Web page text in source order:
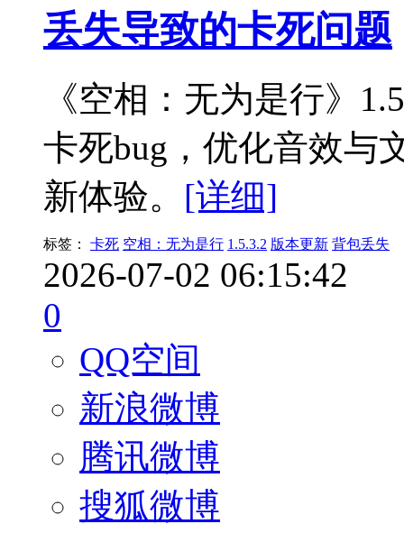
丢失导致的卡死问题
《空相：无为是行》
卡死bug，优化音效与
新体验。 [详细]
标签： 卡死 空相：无为是行 1.5.3.2 版本更新 背包丢失
2026-07-02 06:15:42
0
QQ空间
新浪微博
腾讯微博
搜狐微博